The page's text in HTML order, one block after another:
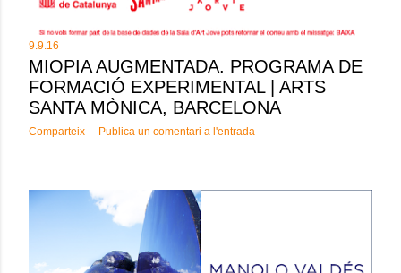
9.9.16
MIOPIA AUGMENTADA. PROGRAMA DE
FORMACIÓ EXPERIMENTAL | ARTS
SANTA MÒNICA, BARCELONA
Comparteix Publica un comentari a l'entrada